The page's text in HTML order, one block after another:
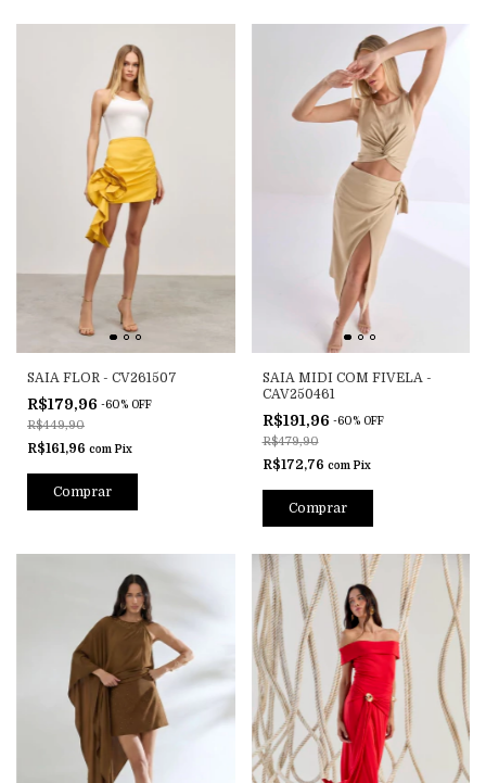
SAIA FLOR - CV261507
R$179,96 -60% OFF
R$449,90
R$161,96 com Pix
Comprar
SAIA MIDI COM FIVELA -
CAV250461
R$191,96 -60% OFF
R$479,90
R$172,76 com Pix
Comprar